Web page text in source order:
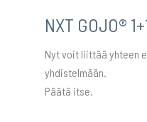
NXT GOJO®
Nyt voit liittää yhteen
yhdistelmään.
Päätä itse.